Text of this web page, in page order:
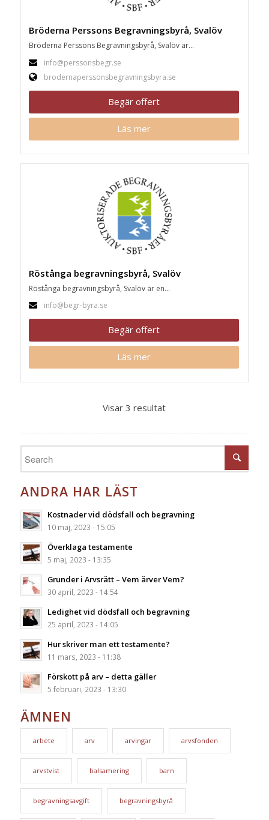
Bröderna Perssons Begravningsbyrå, Svalöv
Bröderna Perssons Begravningsbyrå, Svalöv är...
info@perssonsbegr.se
brodernaperssonsbegravningsbyra.se
Begär offert
Läs mer
Röstånga begravningsbyrå, Svalöv
Röstånga begravningsbyrå, Svalöv är en...
info@begr-byra.se
Begär offert
Läs mer
Visar 3 resultat
ANDRA HAR LÄST
Kostnader vid dödsfall och begravning
10 maj, 2023 - 15:05
Överklaga testamente
5 maj, 2023 - 13:35
Grunder i Arvsrätt – Vem ärver Vem?
30 april, 2023 - 14:54
Ledighet vid dödsfall och begravning
25 april, 2023 - 14:05
Hur skriver man ett testamente?
11 mars, 2023 - 11:38
Förskott på arv – detta gäller
5 februari, 2023 - 13:30
ÄMNEN
arbete arv arvingar arvsfonden
arvstvist balsamering barn
begravningsavgift begravningsbyrå